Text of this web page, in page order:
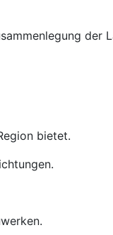
der
bietet.